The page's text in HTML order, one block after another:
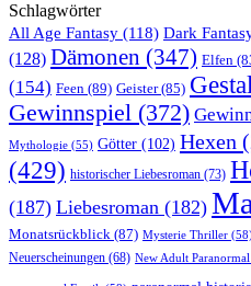
Schlagwörter
All Age Fantasy (118) Dark
(128) Dämonen (347) Elfen
(154) Feen (89) Geister(85)
Gewinnspiel (372)
Mythologie (55) Götter (102) Hexen
(429) historischer Liebesroman (73)
(187) Liebesroman (182)
Monatsrückblick (87) Mysterie Thriller
Neuerscheinungen (68) New Adult Paranormal